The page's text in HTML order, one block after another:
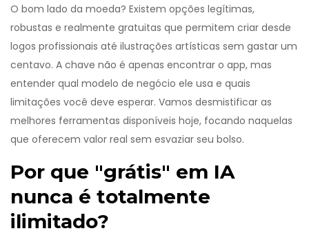
O bom lado da moeda? Existem opções legítimas,
robustas e realmente gratuitas que permitem criar desde
logos profissionais até ilustrações artísticas sem gastar um
centavo. A chave não é apenas encontrar o app, mas
entender qual modelo de negócio ele usa e quais
limitações você deve esperar. Vamos desmistificar as
melhores ferramentas disponíveis hoje, focando naquelas
que oferecem valor real sem esvaziar seu bolso.
Por que "grátis" em IA
nunca é totalmente
ilimitado?